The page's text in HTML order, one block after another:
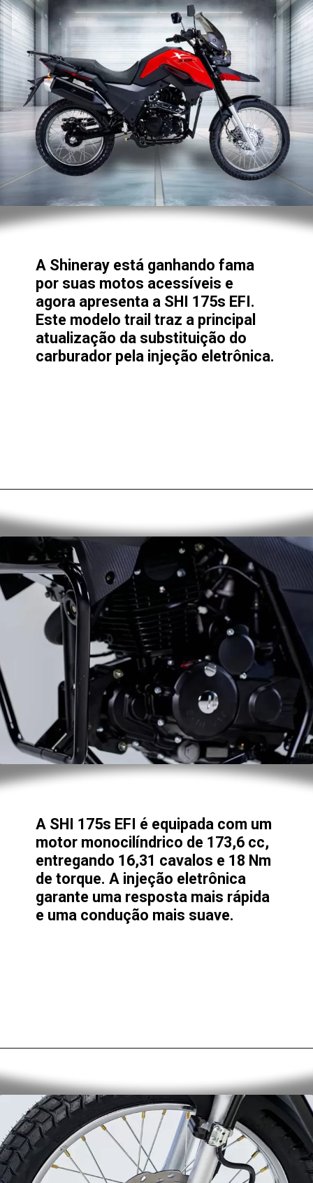
A Shineray está ganhando fama
por suas motos acessíveis e
agora apresenta a SHI 175s EFI.
Este modelo trail traz a principal
atualização da substituição do
carburador pela injeção eletrônica.
A SHI 175s EFI é equipada com um
motor monocilíndrico de 173,6 cc,
entregando 16,31 cavalos e 18 Nm
de torque. A injeção eletrônica
garante uma resposta mais rápida
e uma condução mais suave.